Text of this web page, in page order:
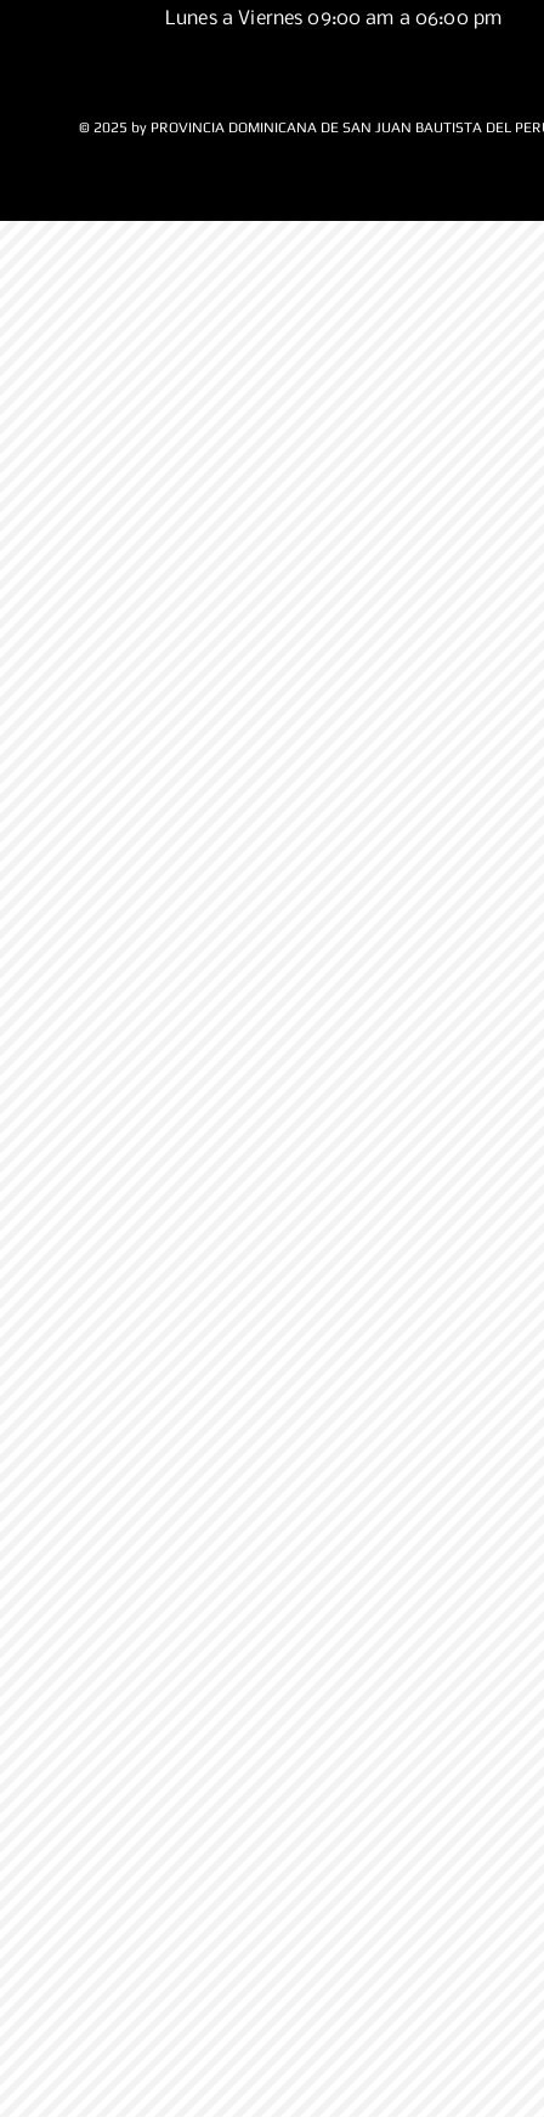
Lunes a Viernes 09:00 am a 06:00 pm
© 2025 by PROVINCIA DOMINICANA DE SAN JUAN BAUTISTA DEL